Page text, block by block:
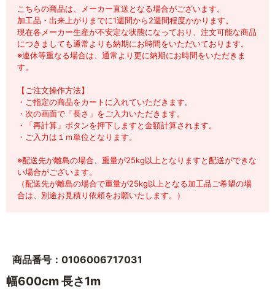
こちらの商品は、メーカー直送となる場合がございます。
加工品・出来上がりまでに1週間から2週間程度かかります。
現在各メーカー生産が不安定な状態になっており、注文可能な商品
につきましても通常よりも納期にお時間をいただいております。
※連休等重なる場合は、通常より更に納期にお時間をいただきま
す。
【ご注文操作方法】
・ご指定の商品をカートに入れていただきます。
・次の画面で「長さ」をご入力いただきます。
・「再計算」ボタンを押下しますと金額計算されます。
・ご入力は１ｍ単位となります。
※配送先が離島の場合、重量が25kg以上となりますと配送ができな
い場合がございます。
（配送先が離島の場合で重量が25kg以上となる加工品ご希望の場
合は、別途お見積り依頼をお願いたします。）
商品番号：0106006717031
幅600cm 長さ1m